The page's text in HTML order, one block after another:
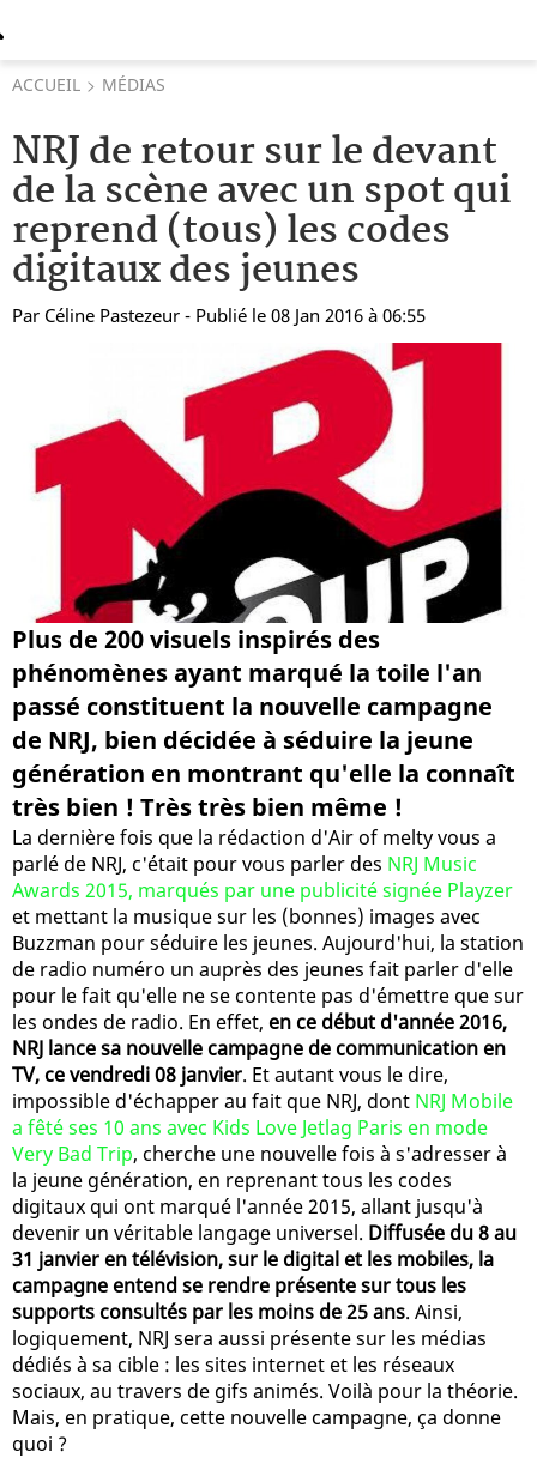
ACCUEIL MÉDIAS
NRJ de retour sur le devant
de la scène avec un spot qui
reprend (tous) les codes
digitaux des jeunes
Par Céline Pastezeur - Publié le 08 Jan 2016 à 06:55
Plus de 200 visuels inspirés des
phénomènes ayant marqué la toile l'an
passé constituent la nouvelle campagne
de NRJ, bien décidée à séduire la jeune
génération en montrant qu'elle la connaît
très bien ! Très très bien même !
La dernière fois que la rédaction d'Air of melty vous a
parlé de NRJ, c'était pour vous parler des NRJ Music
Awards 2015, marqués par une publicité signée Playzer
et mettant la musique sur les (bonnes) images avec
Buzzman pour séduire les jeunes. Aujourd'hui, la station
de radio numéro un auprès des jeunes fait parler d'elle
pour le fait qu'elle ne se contente pas d'émettre que sur
les ondes de radio. En effet, en ce début d'année 2016,
NRJ lance sa nouvelle campagne de communication en
TV, ce vendredi 08 janvier. Et autant vous le dire,
impossible d'échapper au fait que NRJ, dont NRJ Mobile
a fêté ses 10 ans avec Kids Love Jetlag Paris en mode
Very Bad Trip, cherche une nouvelle fois à s'adresser à
la jeune génération, en reprenant tous les codes
digitaux qui ont marqué l'année 2015, allant jusqu'à
devenir un véritable langage universel. Diffusée du 8 au
31 janvier en télévision, sur le digital et les mobiles, la
campagne entend se rendre présente sur tous les
supports consultés par les moins de 25 ans. Ainsi,
logiquement, NRJ sera aussi présente sur les médias
dédiés à sa cible : les sites internet et les réseaux
sociaux, au travers de gifs animés. Voilà pour la théorie.
Mais, en pratique, cette nouvelle campagne, ça donne
quoi ?